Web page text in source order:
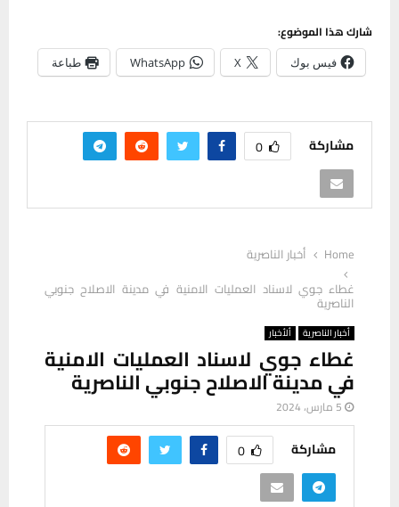
شارك هذا الموضوع:
فيس بوك X
WhatsApp طباعة
مشاركة 0
Home
أخبار الناصرية
غطاء جوي لاسناد العمليات الامنية في مدينة الاصلاح جنوبي
الناصرية
أخبار الناصرية ألأخبار
غطاء جوي لاسناد العمليات الامنية
في مدينة الاصلاح جنوبي الناصرية
5 مارس، 2024
مشاركة 0